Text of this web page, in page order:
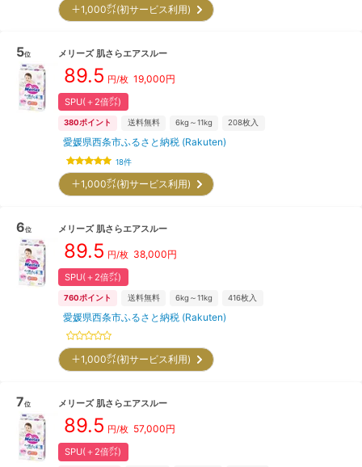
＋1,000㌽(初サービス利用)
5位 メリーズ 肌さらエアスルー
89.5 円/枚 19,000円
SPU(＋2倍㌽)
380ポイント 送料無料 6kg～11kg 208枚入
愛媛県西条市ふるさと納税 (Rakuten)
18件
＋1,000㌽(初サービス利用)
6位 メリーズ 肌さらエアスルー
89.5 円/枚 38,000円
SPU(＋2倍㌽)
760ポイント 送料無料 6kg～11kg 416枚入
愛媛県西条市ふるさと納税 (Rakuten)
＋1,000㌽(初サービス利用)
7位 メリーズ 肌さらエアスルー
89.5 円/枚 57,000円
SPU(＋2倍㌽)